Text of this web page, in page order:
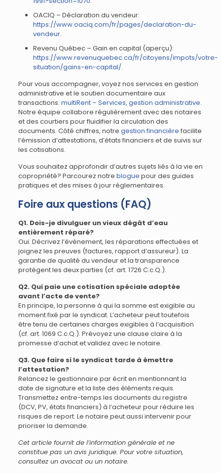
OACIQ – Déclaration du vendeur:
https://www.oaciq.com/fr/pages/declaration-du-
vendeur.
Revenu Québec – Gain en capital (aperçu):
https://www.revenuquebec.ca/fr/citoyens/impots/votre-
situation/gains-en-capital/.
Pour vous accompagner, voyez nos services en gestion
administrative et le soutien documentaire aux
transactions: multiRent – Services, gestion administrative.
Notre équipe collabore régulièrement avec des notaires
et des courtiers pour fluidifier la circulation des
documents. Côté chiffres, notre gestion financière facilite
l’émission d’attestations, d’états financiers et de suivis sur
les cotisations.
Vous souhaitez approfondir d’autres sujets liés à la vie en
copropriété? Parcourez notre blogue pour des guides
pratiques et des mises à jour réglementaires.
Foire aux questions (FAQ)
Q1. Dois-je divulguer un vieux dégât d’eau
entièrement réparé?
Oui. Décrivez l’événement, les réparations effectuées et
joignez les preuves (factures, rapport d’assureur). La
garantie de qualité du vendeur et la transparence
protègent les deux parties (cf. art. 1726 C.c.Q.).
Q2. Qui paie une cotisation spéciale adoptée
avant l’acte de vente?
En principe, la personne à qui la somme est exigible au
moment fixé par le syndicat. L’acheteur peut toutefois
être tenu de certaines charges exigibles à l’acquisition
(cf. art. 1069 C.c.Q.). Prévoyez une clause claire à la
promesse d’achat et validez avec le notaire.
Q3. Que faire si le syndicat tarde à émettre
l’attestation?
Relancez le gestionnaire par écrit en mentionnant la
date de signature et la liste des éléments requis.
Transmettez entre-temps les documents du registre
(DCV, PV, états financiers) à l’acheteur pour réduire les
risques de report. Le notaire peut aussi intervenir pour
prioriser la demande.
Cet article fournit de l’information générale et ne
constitue pas un avis juridique. Pour votre situation,
consultez un avocat ou un notaire.